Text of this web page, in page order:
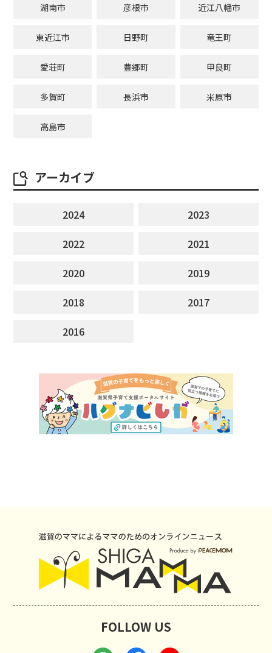
湖南市 彦根市 近江八幡市
東近江市 日野町 竜王町
愛荘町 豊郷町 甲良町
多賀町 長浜市 米原市
高島市
アーカイブ
2024
2023
2022
2021
2020
2019
2018
2017
2016
FOLLOW US